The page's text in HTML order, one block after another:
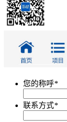
您的称呼*
联系方式*